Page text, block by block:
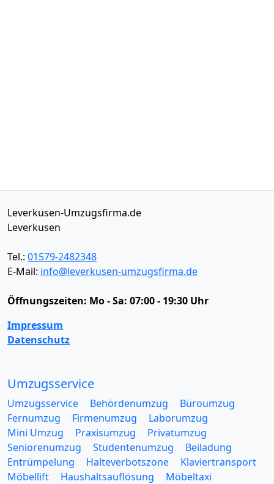
Leverkusen-Umzugsfirma.de
Leverkusen
Tel.: 01579-2482348
E-Mail: info@leverkusen-umzugsfirma.de
Öffnungszeiten: Mo - Sa: 07:00 - 19:30 Uhr
Impressum
Datenschutz
Umzugsservice
Umzugsservice Behördenumzug
Büroumzug
Fernumzug
Firmenumzug
Laborumzug
Mini Umzug
Praxisumzug
Privatumzug
Seniorenumzug
Studentenumzug
Beiladung
Entrümpelung
Halteverbotszone
Klaviertransport
Möbellift
Haushaltsauflösung
Möbeltaxi